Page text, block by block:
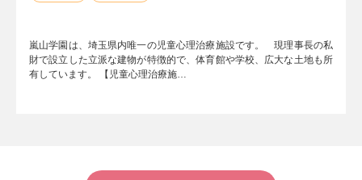
嵐山学園は、埼玉県内唯一の児童心理治療施設です。 現理事長の私
財で設立した立派な建物が特徴的で、体育館や学校、広大な土地も所
有しています。 【児童心理治療施…